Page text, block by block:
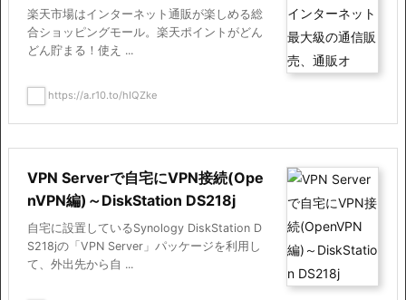
楽天市場はインターネット通販が楽しめる総
合ショッピングモール。楽天ポイントがどん
どん貯まる！使え ...
https://a.r10.to/hIQZke
VPN Serverで自宅にVPN接続(Ope
nVPN編)～DiskStation DS218j
自宅に設置しているSynology DiskStation D
S218jの「VPN Server」パッケージを利用し
て、外出先から自 ...